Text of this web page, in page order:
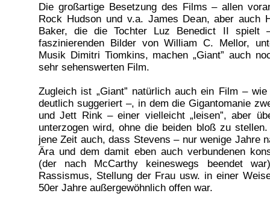
Die großartige Besetzung des Films – allen
Rock Hudson und v.a. James Dean, aber auch
Baker, die die Tochter Luz Benedict II spielt
faszinierenden Bilder von William C. Mellor,
Musik Dimitri Tiomkins, machen „Giant” auch
sehr sehenswerten Film.
Zugleich ist „Giant” natürlich auch ein Film –
deutlich suggeriert –, in dem die Gigantomanie
und Jett Rink – einer vielleicht „leisen”, aber
unterzogen wird, ohne die beiden bloß zu
jene Zeit auch, dass Stevens – nur wenige Jahre
Ära und dem damit eben auch verbundenen
(der nach McCarthy keineswegs beendet
Rassismus, Stellung der Frau usw. in einer
50er Jahre außergewöhnlich offen war.